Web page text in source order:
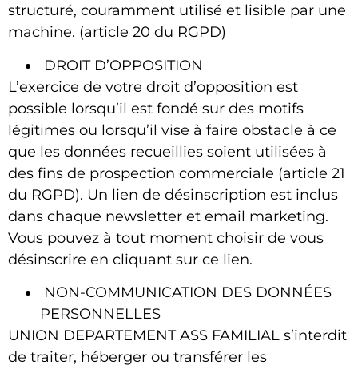
structuré, couramment utilisé et lisible par une
machine. (article 20 du RGPD)
DROIT D’OPPOSITION
L’exercice de votre droit d’opposition est
possible lorsqu’il est fondé sur des motifs
légitimes ou lorsqu’il vise à faire obstacle à ce
que les données recueillies soient utilisées à
des fins de prospection commerciale (article 21
du RGPD). Un lien de désinscription est inclus
dans chaque newsletter et email marketing.
Vous pouvez à tout moment choisir de vous
désinscrire en cliquant sur ce lien.
NON-COMMUNICATION DES DONNÉES
PERSONNELLES
UNION DEPARTEMENT ASS FAMILIAL s’interdit
de traiter, héberger ou transférer les